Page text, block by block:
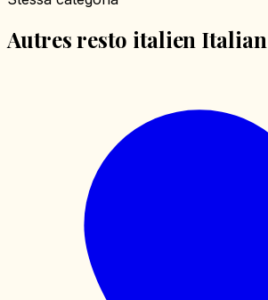
Autres resto italien Italian